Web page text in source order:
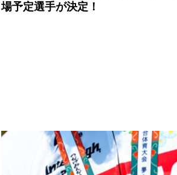
場予定選手が決定！